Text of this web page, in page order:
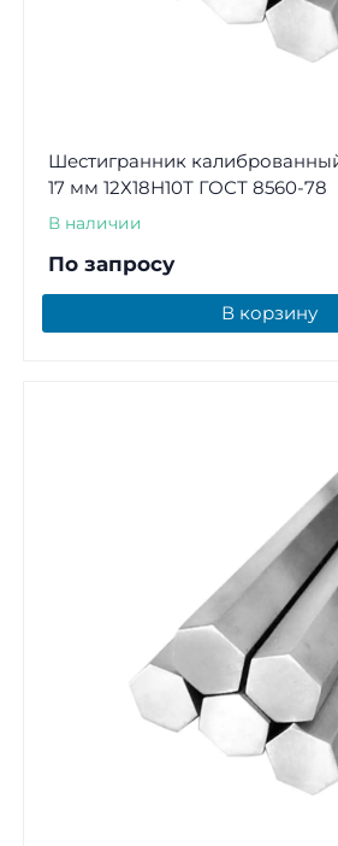
Шестигранник
17 мм 12Х18Н10Т ГОСТ 8560-78
В наличии
По запросу
В корзину